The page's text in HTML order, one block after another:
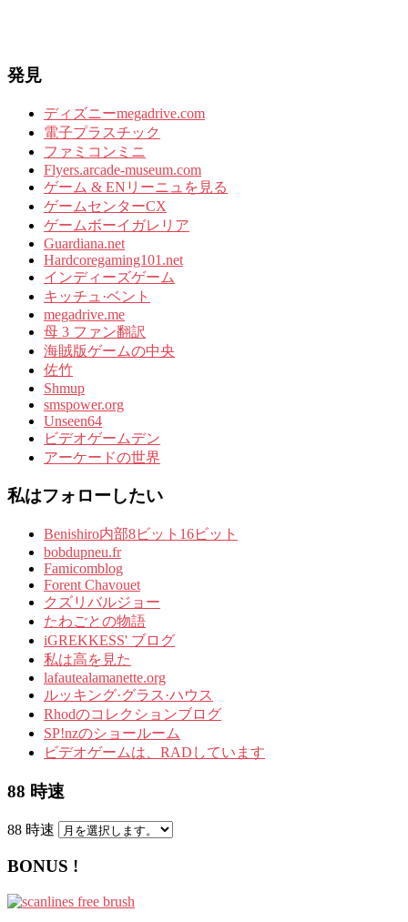
発見
ディズニーmegadrive.com
電子プラスチック
ファミコンミニ
Flyers.arcade-museum.com
ゲーム & ENリーニュを見る
ゲームセンターCX
ゲームボーイガレリア
Guardiana.net
Hardcoregaming101.net
インディーズゲーム
キッチュ·ベント
megadrive.me
母 3 ファン翻訳
海賊版ゲームの中央
佐竹
Shmup
smspower.org
Unseen64
ビデオゲームデン
アーケードの世界
私はフォローしたい
Benishiro内部8ビット16ビット
bobdupneu.fr
Famicomblog
Forent Chavouet
クズリバルジョー
たわごとの物語
iGREKKESS' ブログ
私は高を見た
lafautealamanette.org
ルッキング·グラス·ハウス
Rhodのコレクションブログ
SP!nzのショールーム
ビデオゲームは、RADしています
88 時速
88 時速
BONUS !